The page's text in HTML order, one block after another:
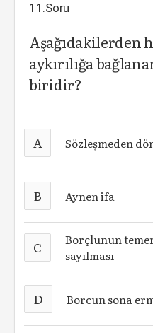
11.Soru
Aşağıdakilerden
aykırılığa
biridir?
A Sözleşmeden
B Aynen ifa
C
Borçlunun
sayılması
D Borcun sona